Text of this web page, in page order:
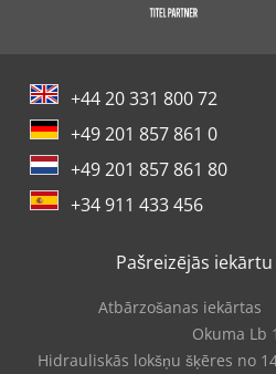
+44 20 331 800 72
+49 201 857 861 0
+49 201 857 861 80
+34 911 433 456
Pašreizējās
Atbārzošanas iekārtas
Okuma Lb
Hidrauliskās lokšņu šķēres no